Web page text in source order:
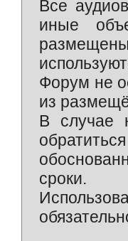
Все
иные
Форум не
из
В случае
сроки.